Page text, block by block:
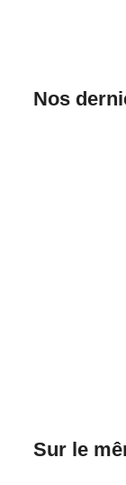
Nos
Sur le